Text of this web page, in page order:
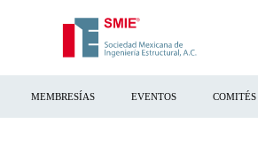
MEMBRESÍAS EVENTOS COMITÉS